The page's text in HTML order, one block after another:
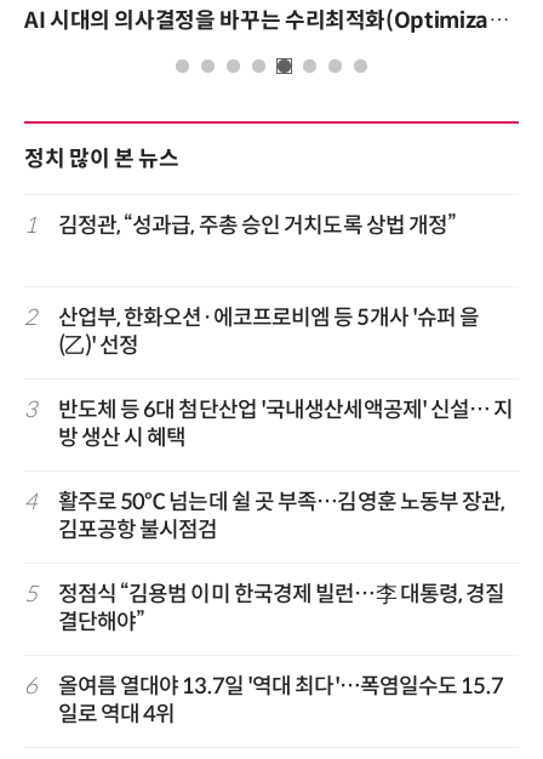
AI 시대의 의사결정을 바꾸는 수리최적화(Optimization): 실제 산업 적용 사례와 활용 전략
정치 많이 본 뉴스
1 김정관, “성과급, 주총 승인 거치도록 상법 개정”
2
산업부, 한화오션·에코프로비엠 등 5개사 '슈퍼 을
(乙)' 선정
3
반도체 등 6대 첨단산업 '국내생산세액공제' 신설… 지
방 생산 시 혜택
4
활주로 50℃ 넘는데 쉴 곳 부족…김영훈 노동부 장관,
김포공항 불시점검
5
정점식 “김용범 이미 한국경제 빌런…李 대통령, 경질
결단해야”
6
올여름 열대야 13.7일 '역대 최다'…폭염일수도 15.7
일로 역대 4위